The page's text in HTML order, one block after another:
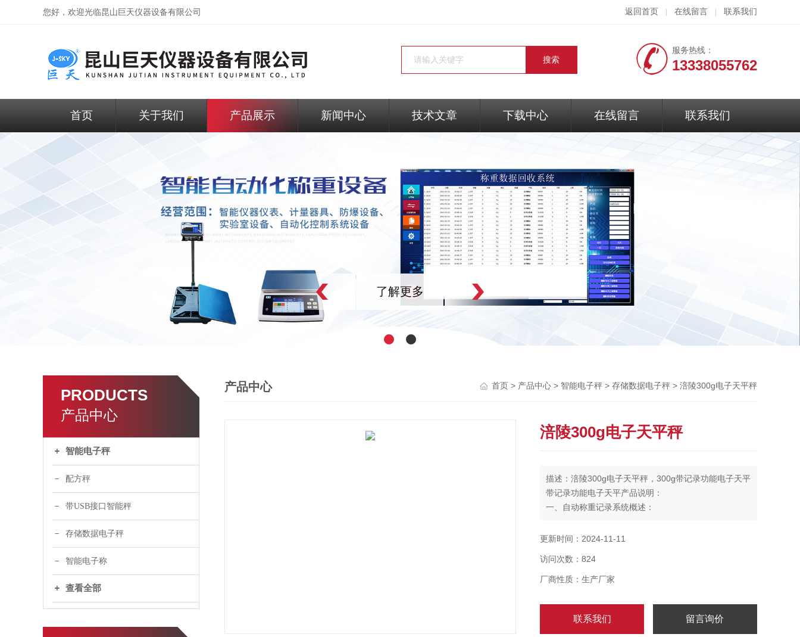
您好，欢迎光临昆山巨天仪器设备有限公司 返回首页 在线留言 联系我们
服务热线：
13338055762
首页 关于我们 产品展示 新闻中心 技术文章 下载中心 在线留言 联系我们
了解更多
PRODUCTS
产品中心
智能电子秤
配方秤
带USB接口智能秤
存储数据电子秤
智能电子称
查看全部
产品中心 首页 > 产品中心 > 智能电子秤 > 存储数据电子秤 > 涪陵300g电子天平秤
涪陵300g电子天平秤
描述：涪陵300g电子天平秤，300g带记录功能电子天平
带记录功能电子天平产品说明：
一、自动称重记录系统概述：
品属性资料记录到数据库、储存数据、导出数据，以便
统自动保存数据达计算机上。
更新时间：2024-11-11
访问次数：824
厂商性质：生产厂家
联系我们 留言询价